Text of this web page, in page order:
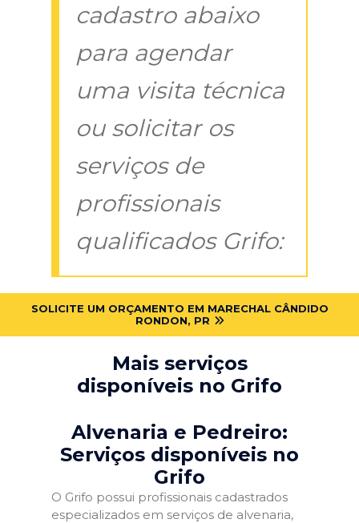
cadastro abaixo
para agendar
uma visita técnica
ou solicitar os
serviços de
profissionais
qualificados Grifo:
SOLICITE UM ORÇAMENTO EM MARECHAL CÂNDIDO
RONDON, PR
Mais serviços
disponíveis no Grifo
Alvenaria e Pedreiro:
Serviços disponíveis no
Grifo
O Grifo possui profissionais cadastrados
especializados em serviços de alvenaria,